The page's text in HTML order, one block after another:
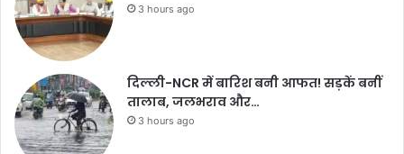
3 hours ago
दिल्ली-NCR में बारिश बनी आफत! सड़कें बनीं
तालाब, जलभराव और…
3 hours ago